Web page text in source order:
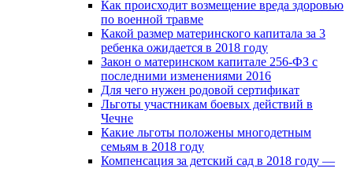
Как происходит возмещение вреда здоровью
по военной травме
Какой размер материнского капитала за 3
ребенка ожидается в 2018 году
Закон о материнском капитале 256-ФЗ с
последними изменениями 2016
Для чего нужен родовой сертификат
Льготы участникам боевых действий в
Чечне
Какие льготы положены многодетным
семьям в 2018 году
Компенсация за детский сад в 2018 году —